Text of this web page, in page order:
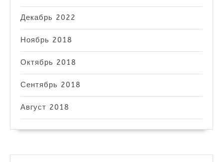
Декабрь 2022
Ноябрь 2018
Октябрь 2018
Сентябрь 2018
Август 2018